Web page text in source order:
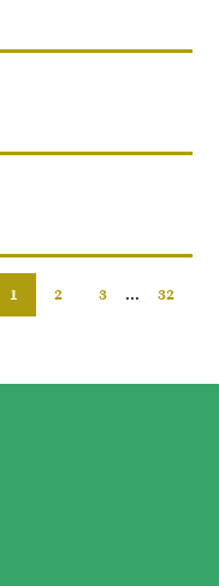
1 2 3 ... 32